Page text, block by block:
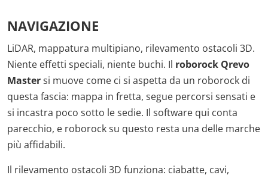
NAVIGAZIONE
LiDAR, mappatura multipiano, rilevamento ostacoli 3D.
Niente effetti speciali, niente buchi. Il roborock Qrevo
Mastersi muove come ci si aspetta da un roborock di
questa fascia: mappa in fretta, segue percorsi sensati e
si incastra poco sotto le sedie. Il software qui conta
parecchio, e roborock su questo resta una delle marche
più affidabili.
Il rilevamento ostacoli 3D funziona: ciabatte, cavi,